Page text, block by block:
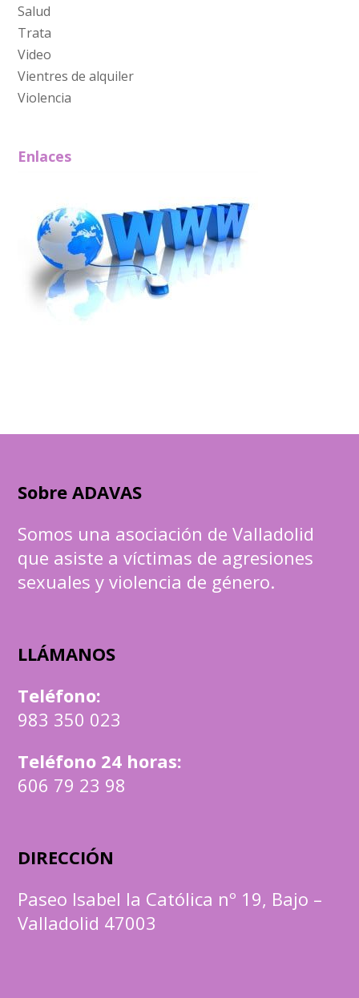
Salud
Trata
Video
Vientres de alquiler
Violencia
Enlaces
Sobre ADAVAS
Somos una asociación de Valladolid
que asiste a víctimas de agresiones
sexuales y violencia de género.
LLÁMANOS
Teléfono:
983 350 023
Teléfono 24 horas:
606 79 23 98
DIRECCIÓN
Paseo Isabel la Católica nº 19, Bajo –
Valladolid 47003